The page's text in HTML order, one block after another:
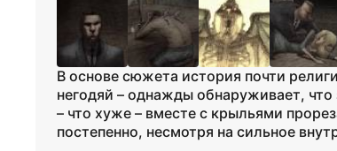
В основе сюжета история почти
негодяй – однажды обнаруживает, что
– что хуже – вместе с крыльями
постепенно, несмотря на сильное